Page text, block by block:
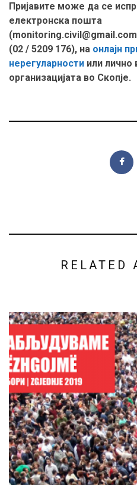
Пријавите може да се
електронска пошта
(02 / 5209 176), на онлајн
нерегуларности или лично
организацијата во Скопје.
RELATED